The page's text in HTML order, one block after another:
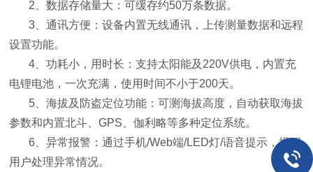
2、数据存储量大：可缓存约50万条数据。
3、通讯方便：设备内置无线通讯，上传测量数据和远程
设置功能。
4、功耗小，用时长：支持太阳能及220V供电，内置充
电锂电池，一次充满，使用时间不小于200天。
5、海拔及防盗定位功能：可测海拔高度，自动获取海拔
参数和内置北斗、GPS、伽利略等多种定位系统。
6、异常报警：通过手机/Web端/LED灯/语音提示，提醒
用户处理异常情况。